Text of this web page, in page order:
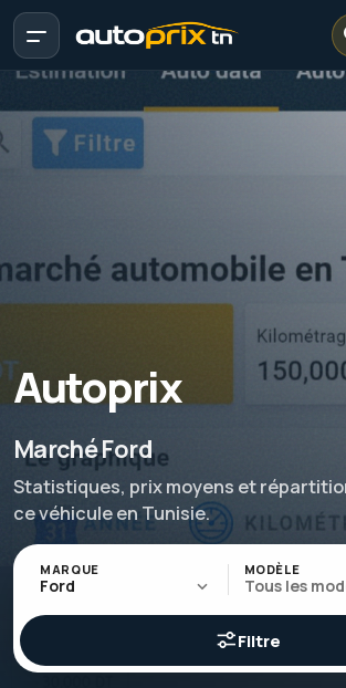
Autoprix
Marché Ford
Statistiques, prix moyens et
ce véhicule en Tunisie.
MARQUE
Ford
MODÈLE
Tous les
Filtre